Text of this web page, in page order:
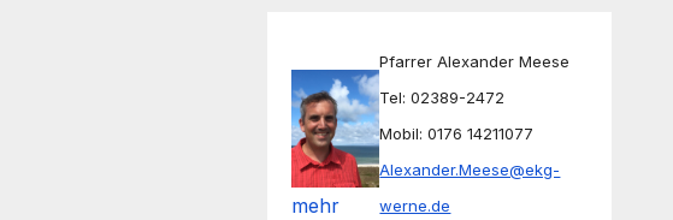
mehr
Pfarrer Alexander Meese
Tel: 02389-2472
Mobil: 0176 14211077
Alexander.Meese@ekg-
werne.de